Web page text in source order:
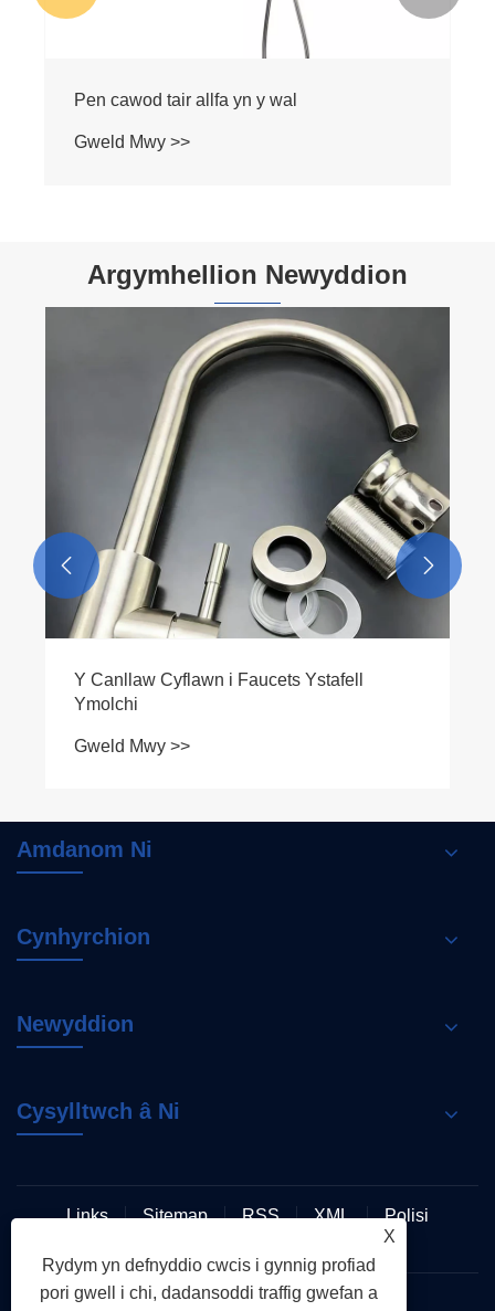
Cawod Uwchben Thermostatig Cudd A Set
Argymhellion Newyddion
Pam ddylech chi ddewis ffaucet cegin
cymysgydd brwsh gooseneck ar gyfer eich
Gweld Mwy >>
 
Amdanom Ni
Cynhyrchion
Newyddion
Cysylltwch â Ni
Links Sitemap RSS XML
Polisi
X
Rydym yn defnyddio cwcis i gynnig profiad
pori gwell i chi, dadansoddi traffig gwefan a